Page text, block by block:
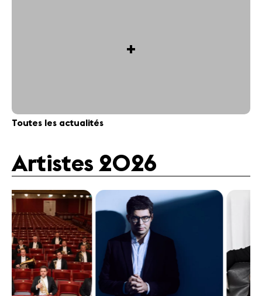
+
Toutes les actualités
Artistes 2026